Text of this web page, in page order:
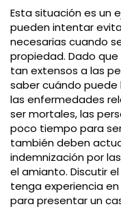
Esta situación es un
pueden intentar
necesarias cuando
propiedad. Dado
tan extensos a las
saber cuándo
las enfermedades
ser mortales, las
poco tiempo para
también deben
indemnización por
el amianto. Discutir
tenga experiencia
para presentar un